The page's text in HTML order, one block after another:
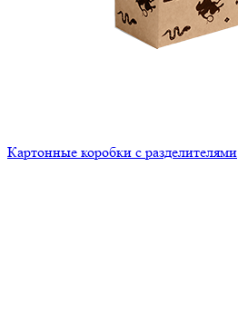
Картонные коробки с разделителями